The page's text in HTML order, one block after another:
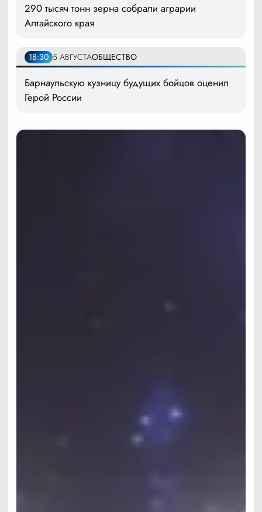
290 тысяч тонн зерна собрали аграрии
Алтайского края
18:30 5 АВГУСТАОБЩЕСТВО
Барнаульскую кузницу будущих бойцов оценил
Герой России